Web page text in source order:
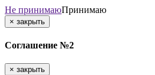
Не принимаюПринимаю
× закрыть
Соглашение №2
× закрыть